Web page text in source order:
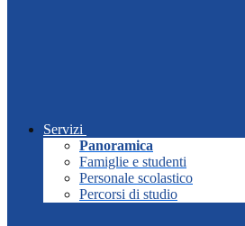
Servizi
Panoramica
Famiglie e studenti
Personale scolastico
Percorsi di studio